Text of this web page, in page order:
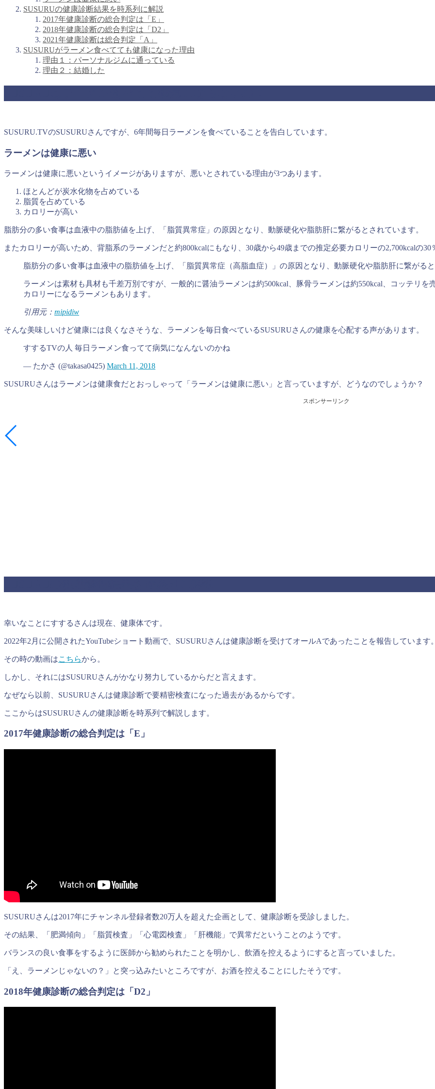
SUSURUの健康診断結果を時系列に解説
2017年健康診断の総合判定は「E」
2018年健康診断の総合判定は「D2」
2021年健康診断は総合判定「A」
SUSURUがラーメン食べてても健康になった理由
理由１：パーソナルジムに通っている
理由２：結婚した
SUSURU.TVのSUSURUさんですが、6年間毎日ラーメンを食べていることを告白しています。
ラーメンは健康に悪い
ラーメンは健康に悪いというイメージがありますが、悪いとされている理由が3つあります。
ほとんどが炭水化物を占めている
脂質を占めている
カロリーが高い
脂肪分の多い食事は血液中の脂肪値を上げ、「脂質異常症」の原因となり、動脈硬化や脂肪肝に繋がるとされています。
またカロリーが高いため、背脂系のラーメンだと約800kcalにもなり、30歳から49歳までの推定必要カロリーの2,700kcalの
脂肪分の多い食事は血液中の脂肪値を上げ、「脂質異常症（高脂血症）」の原因となり、動脈硬化や脂肪肝に繋がる
ラーメンは素材も具材も千差万別ですが、一般的に醤油ラーメンは約500kcal、豚骨ラーメンは約550kcal、コッテリ
カロリーになるラーメンもあります。
引用元： mipidiw
そんな美味しいけど健康には良くなさそうな、ラーメンを毎日食べているSUSURUさんの健康を心配する声があります。
すするTVの人 毎日ラーメン食ってて病気になんないのかね
— たかさ (@takasa0425) March 11, 2018
SUSURUさんはラーメンは健康食だとおっしゃって「ラーメンは健康に悪い」と言っていますが、どうなのでしょうか？
スポンサーリンク
幸いなことにすするさんは現在、健康体です。
2022年2月に公開されたYouTubeショート動画で、SUSURUさんは健康診断を受けてオールAであったことを報告しています
その時の動画はこちらから。
しかし、それにはSUSURUさんがかなり努力しているからだと言えます。
なぜなら以前、SUSURUさんは健康診断で要精密検査になった過去があるからです。
ここからはSUSURUさんの健康診断を時系列で解説します。
2017年健康診断の総合判定は「E」
SUSURUさんは2017年にチャンネル登録者数20万人を超えた企画として、健康診断を受診しました。
その結果、「肥満傾向」「脂質検査」「心電図検査」「肝機能」で異常だということのようです。
バランスの良い食事をするように医師から勧められたことを明かし、飲酒を控えるようにすると言っていました。
「え、ラーメンじゃないの？」と突っ込みたいところですが、お酒を控えることにしたそうです。
2018年健康診断の総合判定は「D2」